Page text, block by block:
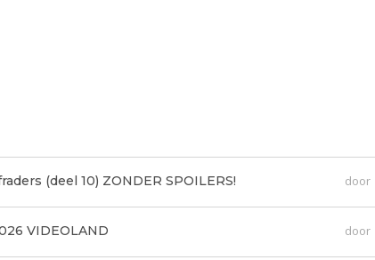
(deel 10) ZONDER SPOILERS! door
VIDEOLAND door